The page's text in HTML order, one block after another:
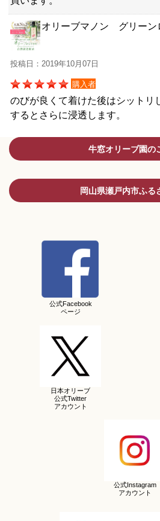
オリーブマノン グリーン
投稿日：2019年10月07日
購入者
のびが良くて着けた後はシットリ
するとさらに浸透します。
牛窓オリーブ園の
岡山県瀬戸内市ふる
公式Facebook
ページ
日本オリーブ
公式Twitter
アカウント
公式Instagram
アカウント